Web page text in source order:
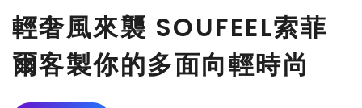
輕奢風來襲 SOUFEEL索菲
爾客製你的多面向輕時尚